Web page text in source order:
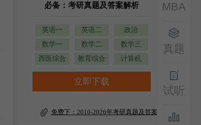
MBA
真题
试听
必备：考研真题及答案解析
英语一 英语二
政治
数学一
数学二
数学三
西医综合
教育综合 计算机
立即下载
免费下：2010-2026年考研真题及答案